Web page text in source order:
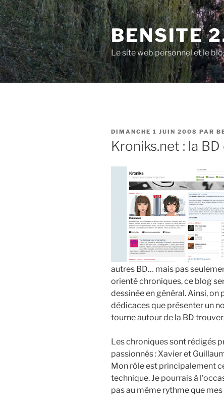
Aller
au
contenu
principal
BENSITE
Le site web personnel et le
PUBLIÉ
LE
DIMANCHE 1 JUIN 2008 PAR
Kroniks.net : la
autres BD… mais pas
orienté chroniques, ce blog
dessinée en général. Ainsi,
dédicaces que présenter un
tourne autour de la BD
Les chroniques sont rédigés
passionnés : Xavier et
Mon rôle est principalement
technique. Je pourrais à
pas au même rythme que mes